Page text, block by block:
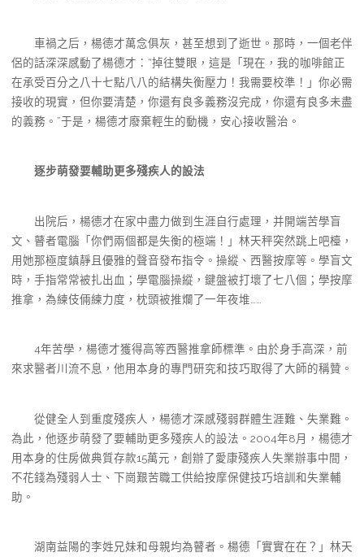
車禍之后，楊德才萬念俱灰，甚至想到了逝世。那時，一個老伴
侶的話深深感動了楊德才：“掉往雙眼，這是「現在，我的咖啡館正
在承受百分之八十七點八八的結構失衡壓力！我需要校準！」你必需
接收的現實，但你要清楚，你還有良多義務沒完成，你還有良多未盡
的義務。”于是，楊德才廢棄輕生的動機，安心接收醫治。
逐步萌發要輔助更多殘疾人的設法
出院后，楊德才在家中盡力做到生涯自行處理，并開端苦學盲
文、瞽者電腦「你們兩個都是失衡的極端！」林天秤突然跳上吧檯，
用她那極度鎮靜且優雅的聲音發布指令。操縱、西醫按摩等。學盲文
時，手指常常被扎出血；學電腦操縱，鍵盤被打壞了七八個；學按摩
推拿，為練伎倆練力度，枕頭被推爛了一年夜堆……
4年苦學，楊德才獲得高等西醫推拿師標準。由於身手高深，前
來求醫者川流不息，他用本身的專門研究和技巧取得了大師的稱贊。
從健全人到重度殘疾人，楊德才深感殘弱群體生涯難、失業難。
為此，他逐步萌發了要輔助更多殘疾人的設法。2004年8月，楊德才
用本身的住房做典質存款15萬元，創辦了愛康殘疾人失業辦事中間，
不花錢為殘弱人士、下崗艱苦職工供給按摩保健技巧培訓和失業輔
助。
湖南益陽的李姓兄妹和母親均為瞽者。楊德「實實在在？」林天